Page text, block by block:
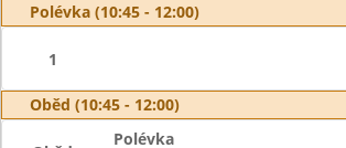
Polévka (10:45 - 12:00)
1
Oběd (10:45 - 12:00)
Polévka